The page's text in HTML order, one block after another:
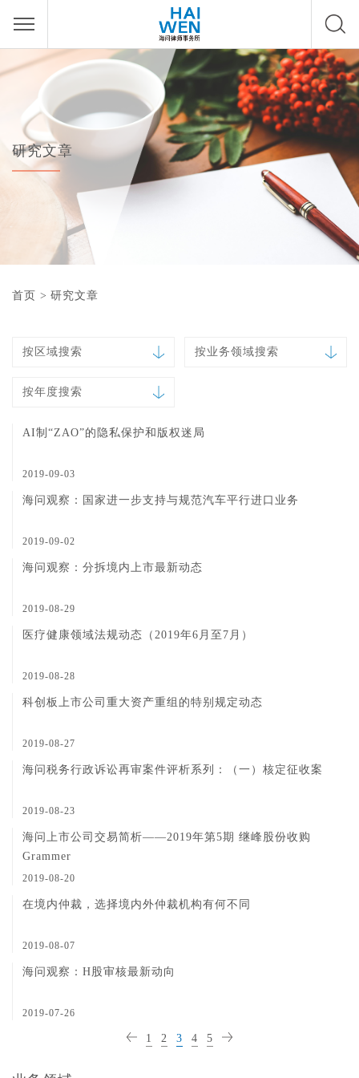
研究文章
首页 > 研究文章
按区域搜索 按业务领域搜索
按年度搜索
AI制“ZAO”的隐私保护和版权迷局
2019-09-03
海问观察：国家进一步支持与规范汽车平行进口业务
2019-09-02
海问观察：分拆境内上市最新动态
2019-08-29
医疗健康领域法规动态（2019年6月至7月）
2019-08-28
科创板上市公司重大资产重组的特别规定动态
2019-08-27
海问税务行政诉讼再审案件评析系列：（一）核定征收案
2019-08-23
海问上市公司交易简析——2019年第5期 继峰股份收购
Grammer
2019-08-20
在境内仲裁，选择境内外仲裁机构有何不同
2019-08-07
海问观察：H股审核最新动向
2019-07-26
1 2 3 4 5